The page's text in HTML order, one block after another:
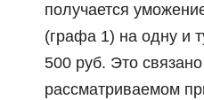
получается
(графа 1) на одну и
500 руб. Это
рассматриваемом